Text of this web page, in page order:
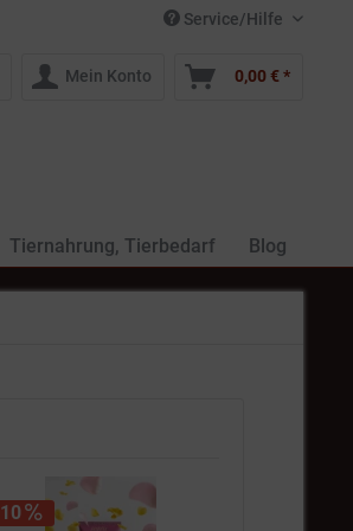
Service/Hilfe
Mein Konto 0,00 € *
Tiernahrung, Tierbedarf Blog
10